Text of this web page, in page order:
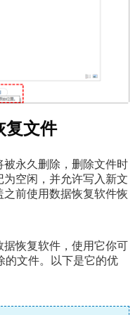
复文件
永久删除，删除文件时
空闲，并允许写入新文
前使用数据恢复软件恢
据恢复软件，使用它你可
的文件。以下是它的优